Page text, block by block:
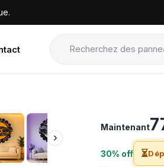
›
›
Maintenant
30% off ⏳